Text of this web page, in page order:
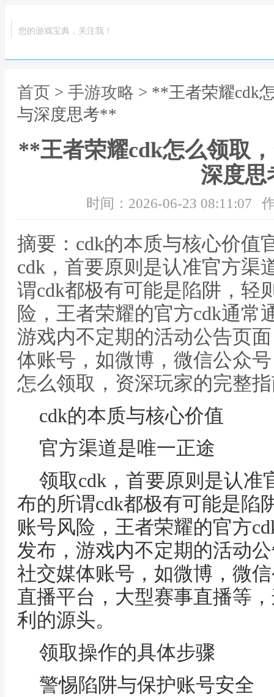
您的游戏宝典，关注我！
首页 > 手游攻略 > **王者荣耀cdk
与深度思考**
**王者荣耀cdk怎么领取
深度
时间：2026-06-23 08:11:07
摘要：cdk的本质与核心价值
cdk，首要原则是认准官方渠
谓cdk都极有可能是陷阱，轻
险，王者荣耀的官方cdk通常
游戏内不定期的活动公告页
体账号，如微博，微信公众
怎么领取，资深玩家的完整
cdk的本质与核心价值
官方渠道是唯一正途
领取cdk，首要原则是认准
布的所谓cdk都极有可能是陷
账号风险，王者荣耀的官方
发布，游戏内不定期的活动
社交媒体账号，如微博，微
直播平台，大型赛事直播等
利的源头。
领取操作的具体步骤
警惕陷阱与保护账号安全